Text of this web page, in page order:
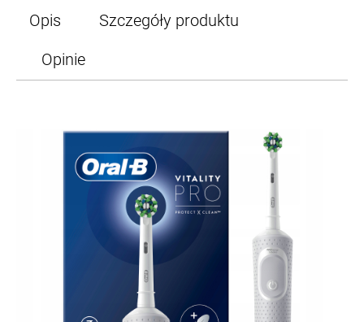
Opis
Szczegóły produktu
Opinie